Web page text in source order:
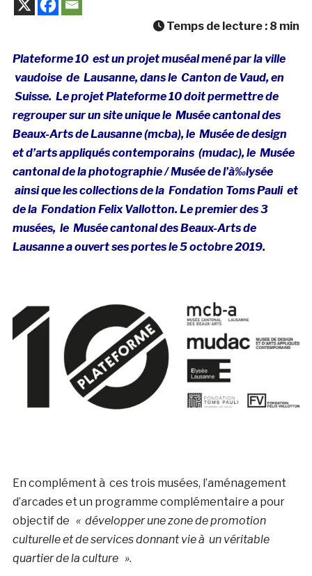
Temps de lecture : 8 min
Plateforme 10 est un projet muséal mené par la ville
vaudoise de Lausanne, dans le Canton de Vaud, en
Suisse. Le projet Plateforme 10 doit permettre de
regrouper sur un site unique le Musée cantonal des
Beaux-Arts de Lausanne (mcba), le Musée de design
et d’arts appliqués contemporains (mudac), le Musée
cantonal de la photographie / Musée de l’à‰lysée
ainsi que les collections de la Fondation Toms Pauli et
de la Fondation Felix Vallotton. Le premier des 3
musées, le Musée cantonal des Beaux-Arts de
Lausanne a ouvert ses portes le 5 octobre 2019.
En complément à ces trois musées, l’aménagement
d’arcades et un programme complémentaire a pour
objectif de « développer une zone de promotion
culturelle et de services donnant vie à un véritable
quartier de la culture ».